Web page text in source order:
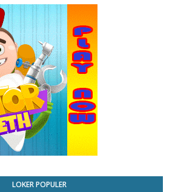
LOKER POPULER